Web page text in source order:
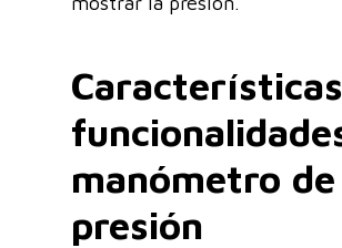
manómetro de
presión